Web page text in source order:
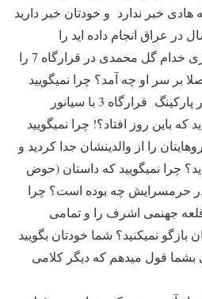
هادی خبر ندارد و خودتان خبر دارید
در عراق انجام داده اید را
نمیگویید؟ چرا علت خودسوزی خدام گل محمدی در قرارگاه 7 را
بر سر او چه آمد؟ چرا نمیگویید
که بر سر کامران بیات که در پارکینگ قرارگاه 3 با سیانور
باین روز افتاد؟! چرا نمیگویید
را از والدینشان جدا کردید و
چرا نمیگویید که داستان (حوض
حرمسرایش چه بوده است؟ چرا
جهنمی اشرف را و تمامی
بازگو نمیکنید؟ شما خودتان بگویید
قول میدهم که دیگر کلامی